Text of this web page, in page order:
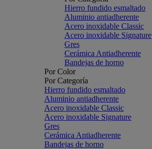
Hierro fundido esmaltado
Aluminio antiadherente
Acero inoxidable Classic
Acero inoxidable Signature
Gres
Cerámica Antiadherente
Bandejas de horno
Por Color
Por Categoría
Hierro fundido esmaltado
Aluminio antiadherente
Acero inoxidable Classic
Acero inoxidable Signature
Gres
Cerámica Antiadherente
Bandejas de horno